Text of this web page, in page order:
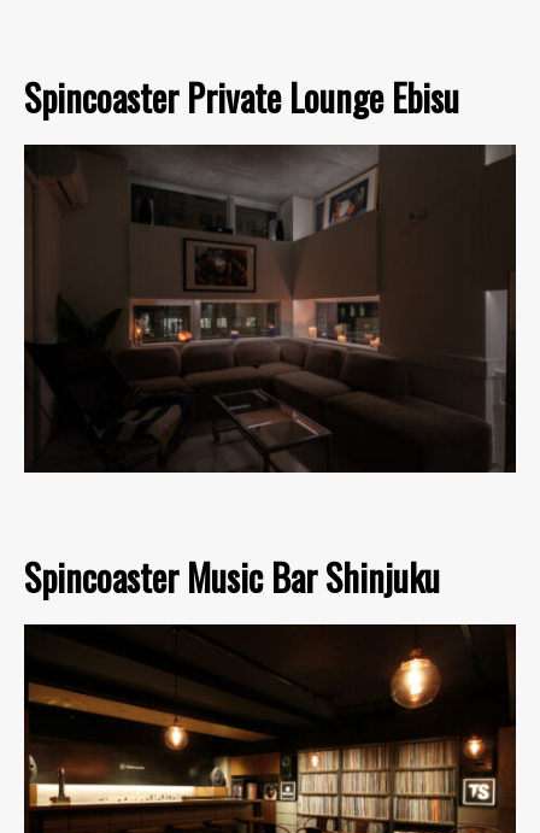
Spincoaster Private Lounge Ebisu
Spincoaster Music Bar Shinjuku